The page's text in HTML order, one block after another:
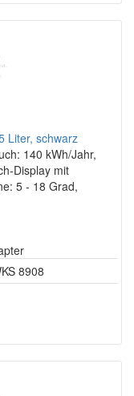
Liter, schwarz
140 kWh/Jahr,
Display mit
5 - 18 Grad,
8908